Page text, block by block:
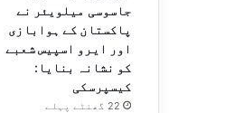
جاسوسی میلویئر نے
پاکستان کے ہوابازی
اور ایرو اسپیس شعبے
کو نشانہ بنایا:
کیسپرسکی
22 گھنٹے پہلے